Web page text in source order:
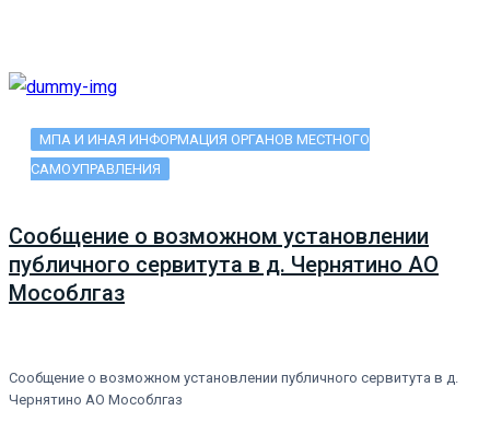
МПА И ИНАЯ ИНФОРМАЦИЯ ОРГАНОВ МЕСТНОГО
САМОУПРАВЛЕНИЯ
Сообщение о возможном установлении
публичного сервитута в д. Чернятино АО
Мособлгаз
Сообщение о возможном установлении публичного сервитута в д.
Чернятино АО Мособлгаз